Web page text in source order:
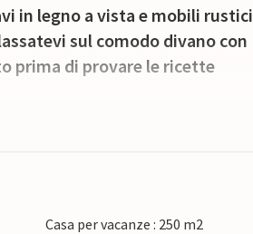
in legno a vista e mobili rustici
sul comodo divano con
prima di provare le ricette
un bel tuffo o una partita di
fresca. La sera, la terrazza
Casa per vacanze : 250 m2